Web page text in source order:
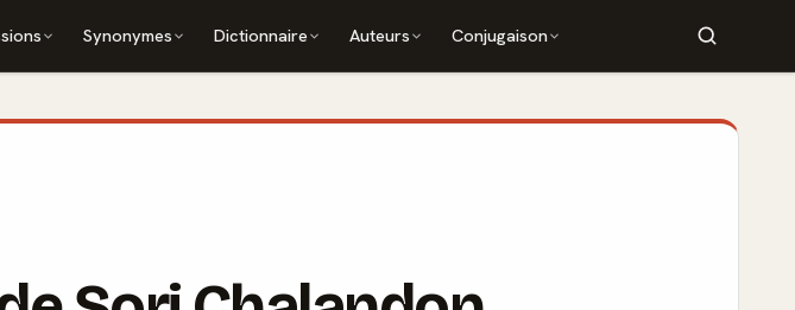
Synonymes Dictionnaire Auteurs Conjugaison